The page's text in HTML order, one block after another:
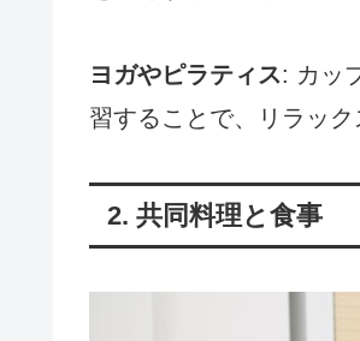
ヨガやピラティス: カッ
習することで、リラッ
2. 共同料理と食事